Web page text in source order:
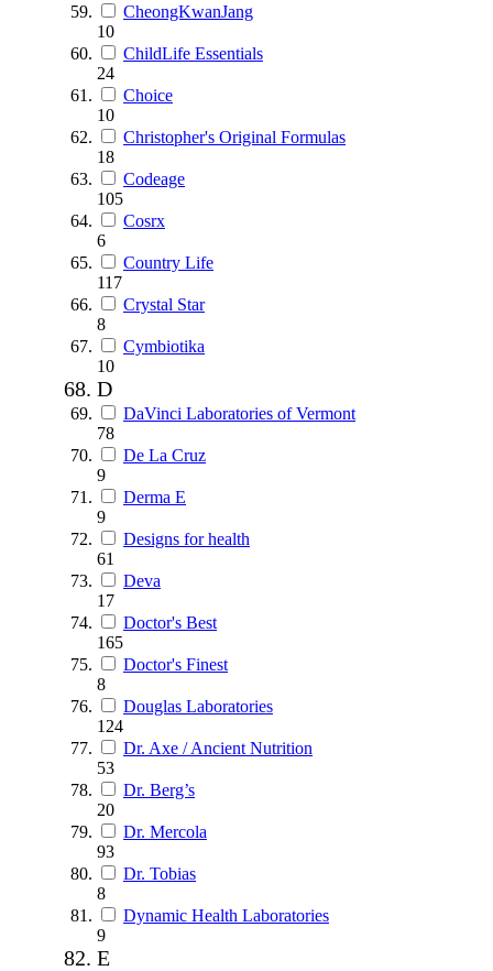
CheongKwanJang
10
ChildLife Essentials
24
Choice
10
Christopher's Original Formulas
18
Codeage
105
Cosrx
6
Country Life
117
Crystal Star
8
Cymbiotika
10
D
DaVinci Laboratories of Vermont
78
De La Cruz
9
Derma E
9
Designs for health
61
Deva
17
Doctor's Best
165
Doctor's Finest
8
Douglas Laboratories
124
Dr. Axe / Ancient Nutrition
53
Dr. Berg’s
20
Dr. Mercola
93
Dr. Tobias
8
Dynamic Health Laboratories
9
E